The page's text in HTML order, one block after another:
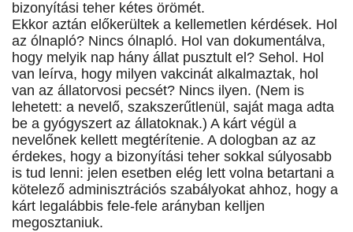
bizonyítási teher kétes örömét.
Ekkor aztán előkerültek a kellemetlen kérdések. Hol
az ólnapló? Nincs ólnapló. Hol van dokumentálva,
hogy melyik nap hány állat pusztult el? Sehol. Hol
van leírva, hogy milyen vakcinát alkalmaztak, hol
van az állatorvosi pecsét? Nincs ilyen. (Nem is
lehetett: a nevelő, szakszerűtlenül, saját maga adta
be a gyógyszert az állatoknak.) A kárt végül a
nevelőnek kellett megtérítenie. A dologban az az
érdekes, hogy a bizonyítási teher sokkal súlyosabb
is tud lenni: jelen esetben elég lett volna betartani a
kötelező adminisztrációs szabályokat ahhoz, hogy a
kárt legalábbis fele-fele arányban kelljen
megosztaniuk.